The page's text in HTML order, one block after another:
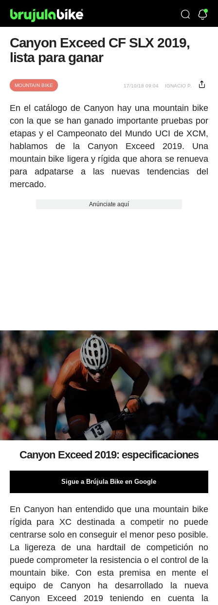
Canyon Exceed CF SLX 2019,
lista para ganar
MOUNTAIN BIKE 17/10/18 09:04 IGNACIO P.
En el catálogo de Canyon hay una mountain bike
con la que se han ganado importante pruebas por
etapas y el Campeonato del Mundo UCI de XCM,
hablamos de la Canyon Exceed 2019. Una
mountain bike ligera y rígida que ahora se renueva
para adpatarse a las nuevas tendencias del
mercado.
Anúnciate aquí
Canyon Exceed 2019: especificaciones
Sigue a Brújula Bike en Google
En Canyon han entendido que una mountain bike
rígida para XC destinada a competir no puede
centrarse solo en conseguir el menor peso posible.
La ligereza de una hardtail de competición no
puede comprometer la resistencia o el control de la
mountain bike. Con esta premisa en mente el
equipo de Canyon ha desarrollado la nueva
Canyon Exceed 2019 teniendo en cuenta la